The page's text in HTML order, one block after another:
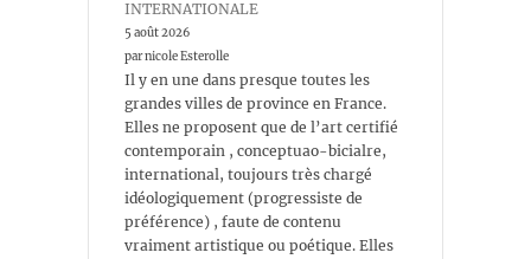
INTERNATIONALE
5 août 2026
par nicole Esterolle
Il y en une dans presque toutes les
grandes villes de province en France.
Elles ne proposent que de l’art certifié
contemporain , conceptuao-bicialre,
international, toujours très chargé
idéologiquement (progressiste de
préférence) , faute de contenu
vraiment artistique ou poétique. Elles